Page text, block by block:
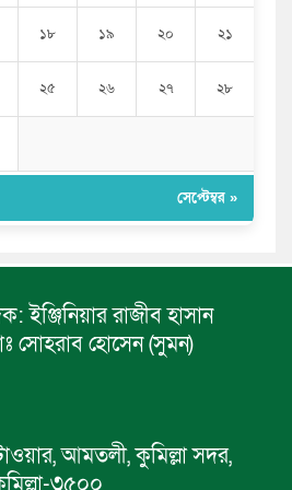
১৮ ১৯ ২০ ২১
২৫ ২৬ ২৭ ২৮
সেপ্টেম্বর »
ইঞ্জিনিয়ার রাজীব হাসান
সোহরাব হোসেন (সুমন)
আমতলী, কুমিল্লা সদর,